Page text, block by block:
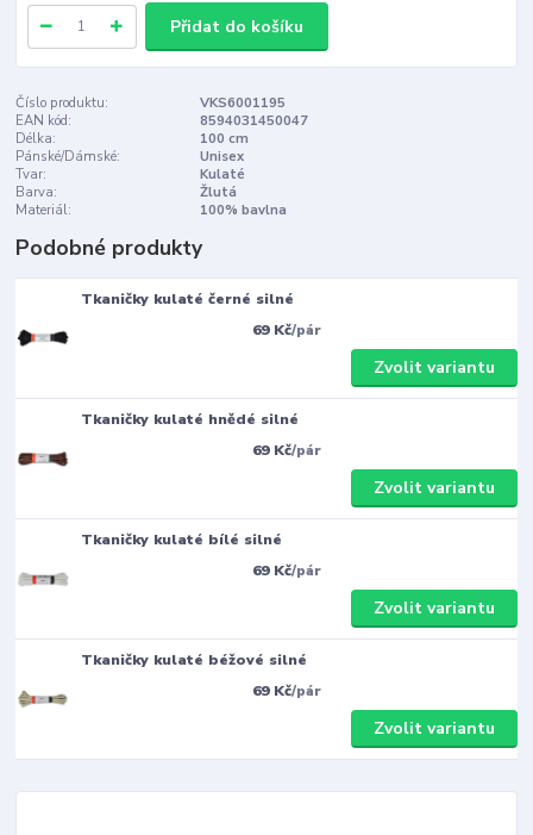
Přidat do košíku
Číslo produktu:
VKS6001195
EAN kód:
8594031450047
Délka:
100 cm
Pánské/Dámské:
Unisex
Tvar:
Kulaté
Barva:
Žlutá
Materiál:
100% bavlna
Podobné produkty
Tkaničky kulaté černé silné
69 Kč/pár
Zvolit variantu
Tkaničky kulaté hnědé silné
69 Kč/pár
Zvolit variantu
Tkaničky kulaté bílé silné
69 Kč/pár
Zvolit variantu
Tkaničky kulaté béžové silné
69 Kč/pár
Zvolit variantu